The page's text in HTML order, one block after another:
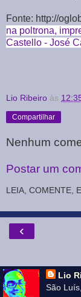
Fonte: http://
na poltrona,
Castello - José
Lio Ribeiro às
Compartilhar
Nenhum
Postar um
LEIA, COMENTE,
‹
Lio
São